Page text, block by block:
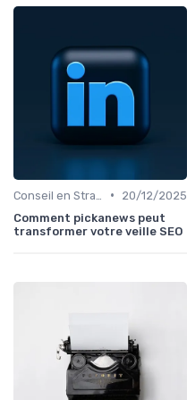
•
20/12/2025
Comment pickanews peut
transformer votre veille SEO